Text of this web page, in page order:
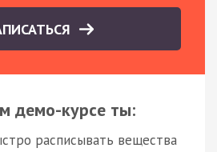
демо-курсе ты:
расписывать вещества